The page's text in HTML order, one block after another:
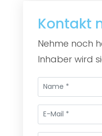
Kontakt
Nehme noch
Inhaber wird